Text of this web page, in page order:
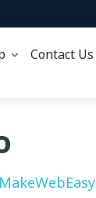
Contact Us
MakeWebEasy